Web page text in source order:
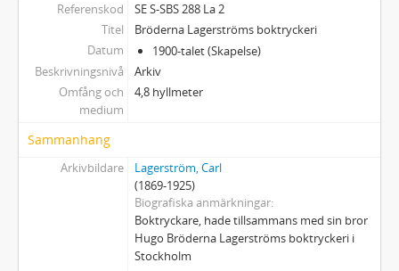
Referenskod
SE S-SBS 288 La 2
Titel
Bröderna Lagerströms boktryckeri
Datum
1900-talet (Skapelse)
Beskrivningsnivå
Arkiv
Omfång och
medium
4,8 hyllmeter
Sammanhang
Arkivbildare
Lagerström, Carl
(1869-1925)
Biografiska anmärkningar
Boktryckare, hade tillsammans med sin bror
Hugo Bröderna Lagerströms boktryckeri i
Stockholm